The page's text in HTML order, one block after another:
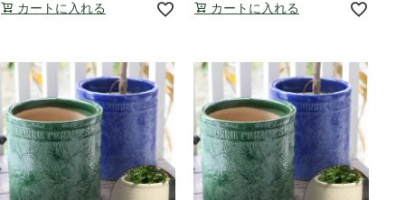
カートに入れる カートに入れる